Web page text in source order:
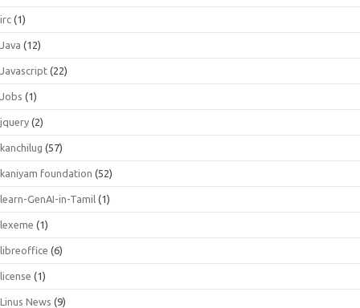
irc (1)
Java (12)
Javascript (22)
Jobs (1)
jquery (2)
kanchilug (57)
kaniyam foundation (52)
learn-GenAI-in-Tamil (1)
lexeme (1)
libreoffice (6)
license (1)
Linus News (9)